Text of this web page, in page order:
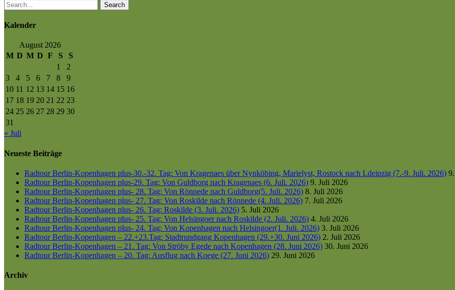
Search
Kalender
August 2026
M D M D F S
S
1
2
3
4 5 6 7 8
9
10 11 12 13 14 15 16
17 18 19 20 21 22 23
24 25 26 27 28 29 30
31
« Juli
Neueste Beiträge
Radtour Berlin-Kopenhagen plus-30.-32. Tag: Von Kragenaes über Nynköbing, Marielyst, Rostock nach Ldeipzig (7.-9. Juli. 2026)
Radtour Berlin-Kopenhagen plus-29. Tag: Von Guldborg nach Kragenaes (6. Juli. 2026) 9. Juli 2026
Radtour Berlin-Kopenhagen plus- 28. Tag: Von Rönnede nach Guldborg(5. Juli. 2026) 8. Juli 2026
Radtour Berlin-Kopenhagen plus- 27. Tag: Von Roskilde nach Rönnede (4. Juli. 2026) 7. Juli 2026
Radtour Berlin-Kopenhagen plus- 26. Tag: Roskilde (3. Juli. 2026) 5. Juli 2026
Radtour Berlin-Kopenhagen plus- 25. Tag: Von Helsingoer nach Roskilde (2. Juli. 2026) 4. Juli 2026
Radtour Berlin-Kopenhagen plus- 24. Tag: Von Kopenhagen nach Helsingoer(1. Juli. 2026) 3. Juli 2026
Radtour Berlin-Kopenhagen – 22.+23.Tag: Stadtrundgang Kopenhagen (29.+30. Juni 2026) 2. Juli 2026
Radtour Berlin-Kopenhagen – 21. Tag: Von Ströby Egede nach Kopenhagen (28. Juni 2026) 30. Juni 2026
Radtour Berlin-Kopenhagen – 20. Tag: Ausflug nach Koege (27. Juni 2026) 29. Juni 2026
Archiv